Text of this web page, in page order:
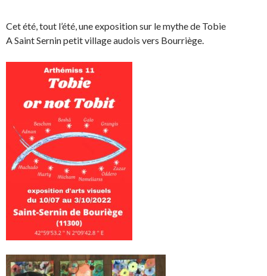
Cet été, tout l’été, une exposition sur le mythe de Tobie
A Saint Sernin petit village audois vers Bourriège.